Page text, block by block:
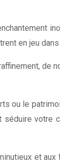
en jeu
de
ou le
séduire votre
et